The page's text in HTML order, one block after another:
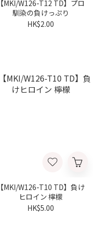
【MKI/W126-T12 TD】プロ
馴染の負けっぷり
HK$2.00
【MKI/W126-T10 TD】負け
ヒロイン 檸檬
HK$5.00